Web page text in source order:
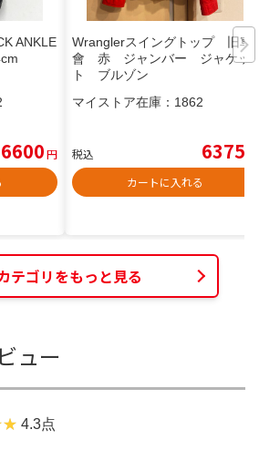
ANKLE
6600円
Wranglerスイングトップ 旧車
會 赤 ジャンバー ジャケッ
ト ブルゾン
マイストア在庫： 1862
税込 6375
カートに入れる
テゴリをもっと見る
ュー
4.3点